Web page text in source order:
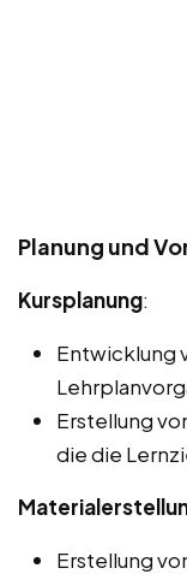
Planung und
Kursplanung:
Entwicklung
Erstellung
die die
Erstellung